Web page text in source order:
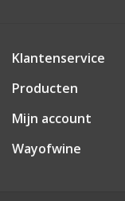
Klantenservice
Producten
Mijn account
Wayofwine